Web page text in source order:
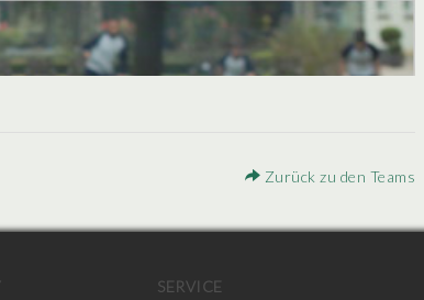
Zurück zu den Teams
SERVICE